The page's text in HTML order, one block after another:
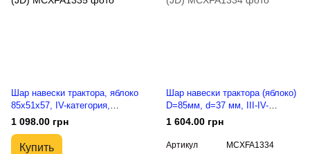
Шар навески трактора, яблоко
85х51х57, IV-категория,
MCXFA1335
(R225637/4304022M1/87585508)
(JD)
1 098.00 грн
Купить
Шар навески трактора (яблоко)
D=85мм, d=37 мм, III-IV-
категория
(R225638/4304021M1/8758809)
(JD)
1 604.00 грн
Артикул
MCXFA1334